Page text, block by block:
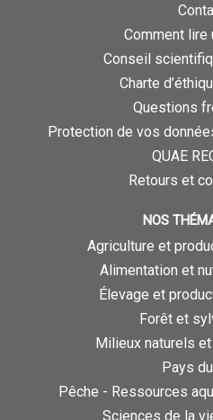
Comment lire
Conseil
Charte
Questions
Protection de vos
QUAE
Retours et
NOS
Agriculture et
Alimentation et
Élevage et
Forêt et
Milieux naturels
Pays
Pêche - Ressources
Sciences de la